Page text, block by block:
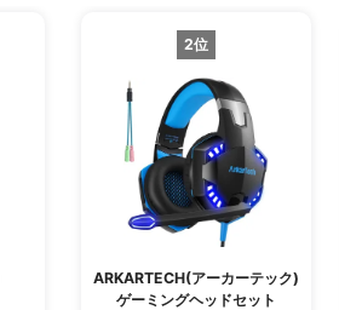
2位
ARKARTECH(アーカーテック)
ゲーミングヘッドセット